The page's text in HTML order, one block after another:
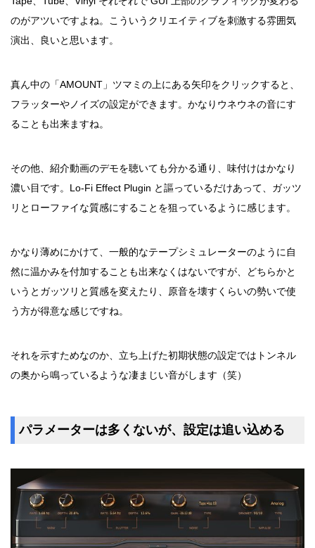
のがアツいですよね。こういうクリエイティブを刺激する雰囲気
演出、良いと思います。
真ん中の「AMOUNT」ツマミの上にある矢印をクリックすると、
フラッターやノイズの設定ができます。かなりウネウネの音にす
ることも出来ますね。
その他、紹介動画のデモを聴いても分かる通り、味付けはかなり
濃い目です。Lo-Fi Effect Plugin と謳っているだけあって、ガッツ
リとローファイな質感にすることを狙っているように感じます。
かなり薄めにかけて、一般的なテープシミュレーターのように自
然に温かみを付加することも出来なくはないですが、どちらかと
いうとガッツリと質感を変えたり、原音を壊すくらいの勢いで使
う方が得意な感じですね。
それを示すためなのか、立ち上げた初期状態の設定ではトンネル
の奥から鳴っているような凄まじい音がします（笑）
パラメーターは多くないが、設定は追い込める